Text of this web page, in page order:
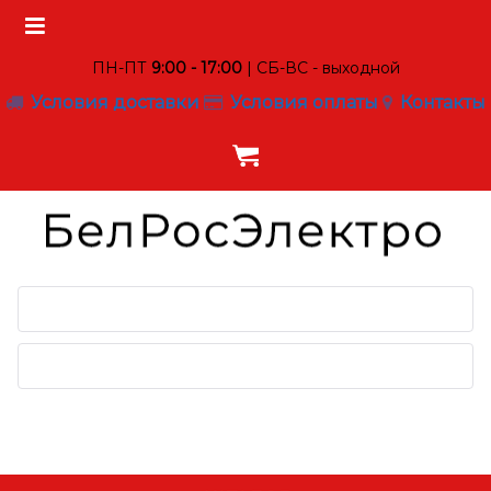
ПН-ПТ 9:00 - 17:00| СБ-ВС - выходной
Условия доставки Условия оплаты Контакты